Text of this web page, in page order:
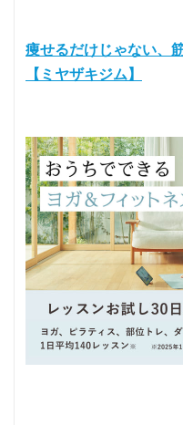
痩せるだけじゃない、
【ミヤザキジム】